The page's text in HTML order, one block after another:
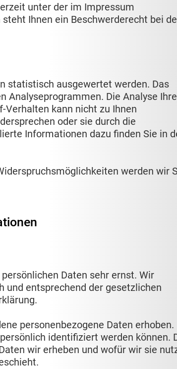
unter der im Impressum
Ihnen ein Beschwerderecht bei
statistisch ausgewertet werden. Das
Analyseprogrammen. Die Analyse
Verhalten kann nicht zu Ihnen
oder sie durch die
Informationen dazu finden Sie in
werden wir
Daten sehr ernst. Wir
und entsprechend der gesetzlichen
personenbezogene Daten erhoben.
identifiziert werden können.
wir erheben und wofür wir sie